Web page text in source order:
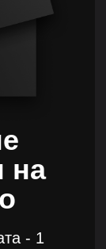
на
- 1